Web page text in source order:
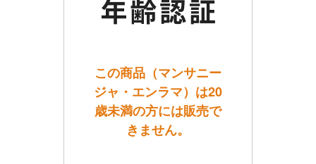
この商品（マンサニー
ジャ・エンラマ）は20
歳未満の方には販売で
きません。